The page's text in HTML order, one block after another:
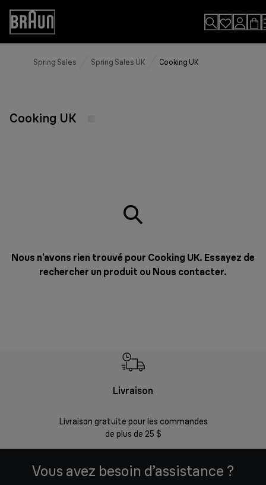
Skip
Content
Accessibility
Statement
Spring Sales Spring Sales UK Cooking UK
Cooking UK
Nous n’avons rien trouvé pour Cooking UK. Essayez de
rechercher un produit ou Nous contacter.
Livraison
Livraison gratuite pour les commandes
de plus de 25 $
Vous avez besoin d’assistance ?